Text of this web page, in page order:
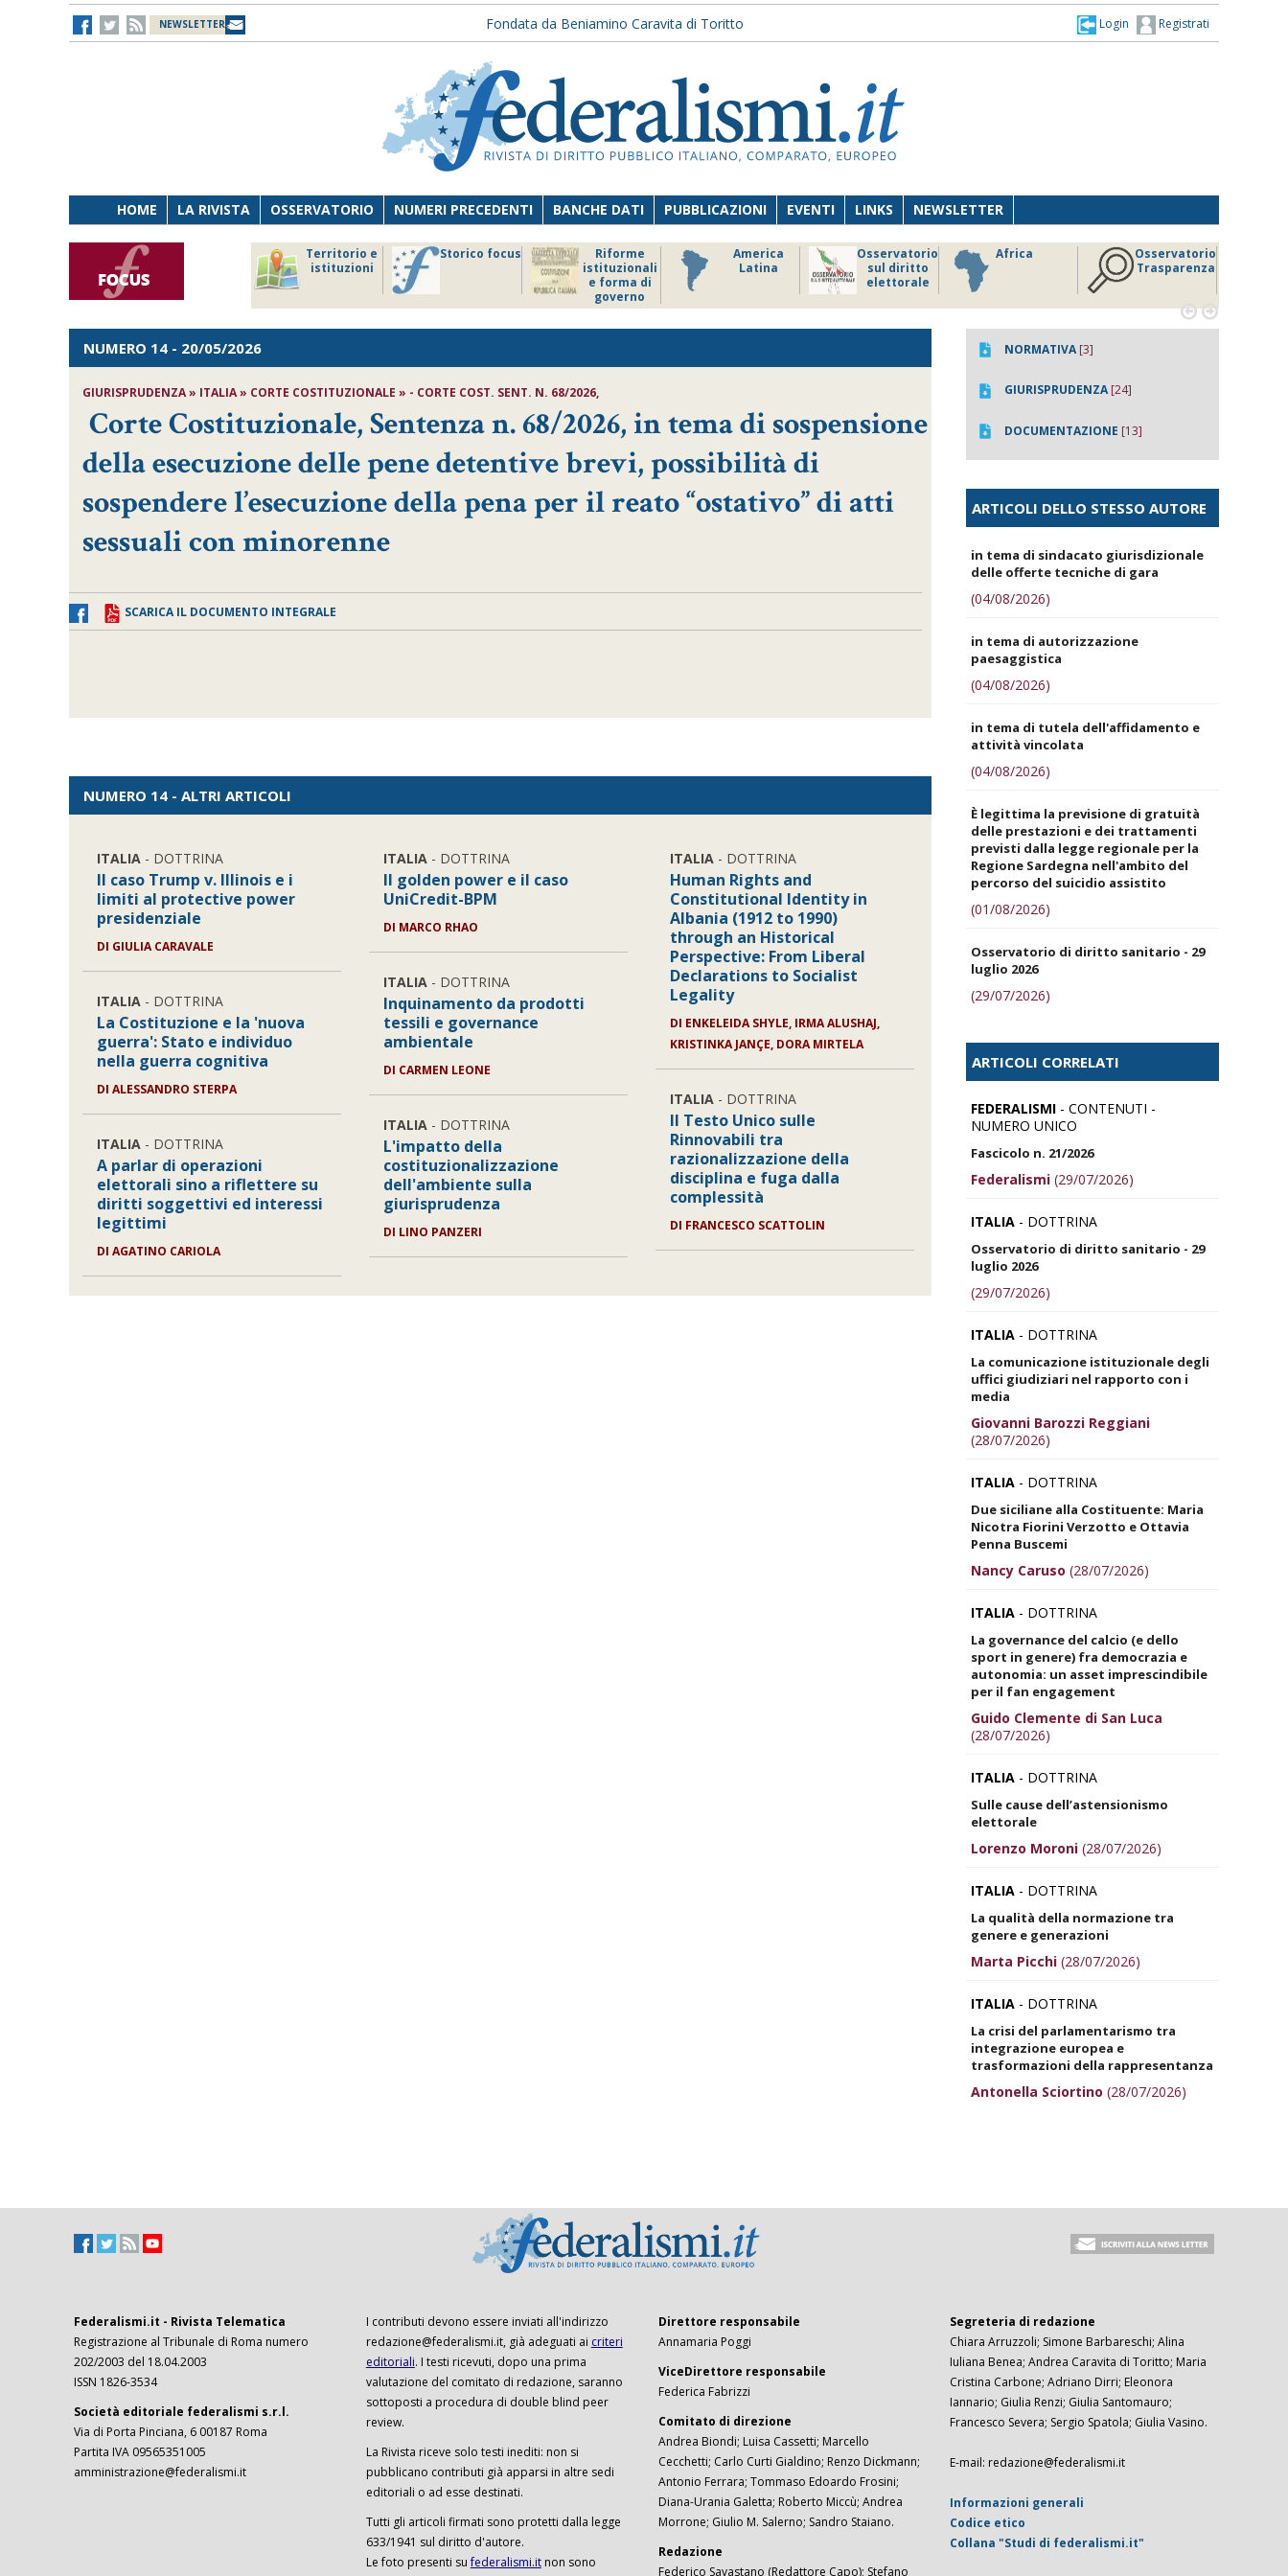
NEWSLETTER Fondata da Beniamino Caravita di Toritto Registrati
Login
HOME LA RIVISTA OSSERVATORIO NUMERI PRECEDENTI BANCHE DATI PUBBLICAZIONI EVENTI LINKS NEWSLETTER
Territorio e
istituzioni
Storico focus
Riforme
istituzionali
e forma di
governo
America
Latina
Osservatorio
sul diritto
elettorale
Africa
Osservatorio
Trasparenza
 
NUMERO 14 - 20/05/2026
GIURISPRUDENZA » ITALIA » CORTE COSTITUZIONALE » - CORTE COST. SENT. N. 68/2026,
Corte Costituzionale, Sentenza n. 68/2026, in tema di sospensione
della esecuzione delle pene detentive brevi, possibilità di
sospendere l’esecuzione della pena per il reato “ostativo” di atti
sessuali con minorenne
SCARICA IL DOCUMENTO INTEGRALE
NUMERO 14 - ALTRI ARTICOLI
ITALIA - DOTTRINA
Il caso Trump v. Illinois e i
limiti al protective power
presidenziale
DI GIULIA CARAVALE
ITALIA - DOTTRINA
La Costituzione e la 'nuova
guerra': Stato e individuo
nella guerra cognitiva
DIALESSANDRO STERPA
ITALIA - DOTTRINA
A parlar di operazioni
elettorali sino a riflettere su
diritti soggettivi ed interessi
legittimi
DIAGATINO CARIOLA
ITALIA - DOTTRINA
Il golden power e il caso
UniCredit-BPM
DI MARCO RHAO
ITALIA - DOTTRINA
Inquinamento da prodotti
tessili e governance
ambientale
DI CARMEN LEONE
ITALIA - DOTTRINA
L'impatto della
costituzionalizzazione
dell'ambiente sulla
giurisprudenza
DI LINO PANZERI
ITALIA- DOTTRINA
Human Rights and
Constitutional Identity in
Albania (1912 to 1990)
through an Historical
Perspective: From Liberal
Declarations to Socialist
Legality
DI ENKELEIDA SHYLE, IRMA ALUSHAJ,
KRISTINKA JANÇE, DORA MIRTELA
ITALIA- DOTTRINA
Il Testo Unico sulle
Rinnovabili tra
razionalizzazione della
disciplina e fuga dalla
complessità
DI FRANCESCO SCATTOLIN
NORMATIVA[3]
GIURISPRUDENZA[24]
DOCUMENTAZIONE [13]
ARTICOLI DELLO STESSO AUTORE
in tema di sindacato giurisdizionale
delle offerte tecniche di gara
(04/08/2026)
in tema di autorizzazione
paesaggistica
(04/08/2026)
in tema di tutela dell'affidamento e
attività vincolata
(04/08/2026)
È legittima la previsione di gratuità
delle prestazioni e dei trattamenti
previsti dalla legge regionale per la
Regione Sardegna nell'ambito del
percorso del suicidio assistito
(01/08/2026)
Osservatorio di diritto sanitario - 29
luglio 2026
(29/07/2026)
ARTICOLI CORRELATI
FEDERALISMI - CONTENUTI -
NUMERO UNICO
Fascicolo n. 21/2026
Federalismi (29/07/2026)
ITALIA - DOTTRINA
Osservatorio di diritto sanitario - 29
luglio 2026
(29/07/2026)
ITALIA - DOTTRINA
La comunicazione istituzionale degli
uffici giudiziari nel rapporto con i
media
Giovanni Barozzi Reggiani
(28/07/2026)
ITALIA - DOTTRINA
Due siciliane alla Costituente: Maria
Nicotra Fiorini Verzotto e Ottavia
Penna Buscemi
Nancy Caruso (28/07/2026)
ITALIA - DOTTRINA
La governance del calcio (e dello
sport in genere) fra democrazia e
autonomia: un asset imprescindibile
per il fan engagement
Guido Clemente di San Luca
(28/07/2026)
ITALIA - DOTTRINA
Sulle cause dell’astensionismo
elettorale
Lorenzo Moroni (28/07/2026)
ITALIA - DOTTRINA
La qualità della normazione tra
genere e generazioni
Marta Picchi (28/07/2026)
ITALIA - DOTTRINA
La crisi del parlamentarismo tra
integrazione europea e
trasformazioni della rappresentanza
Antonella Sciortino (28/07/2026)
Federalismi.it - Rivista Telematica
Registrazione al Tribunale di Roma numero
202/2003 del 18.04.2003
ISSN 1826-3534
Società editoriale federalismi s.r.l.
Via di Porta Pinciana, 6 00187 Roma
Partita IVA 09565351005
amministrazione@federalismi.it
I contributi devono essere inviati all'indirizzo
redazione@federalismi.it, già adeguati ai criteri
editoriali. I testi ricevuti, dopo una prima
valutazione del comitato di redazione, saranno
sottoposti a procedura di double blind peer
review.
La Rivista riceve solo testi inediti: non si
pubblicano contributi già apparsi in altre sedi
editoriali o ad esse destinati.
Tutti gli articoli firmati sono protetti dalla legge
633/1941 sul diritto d'autore.
Le foto presenti sufederalismi.itnon sono
Direttore responsabile
Annamaria Poggi
ViceDirettore responsabile
Federica Fabrizzi
Comitato di direzione
Andrea Biondi; Luisa Cassetti; Marcello
Cecchetti; Carlo Curti Gialdino; Renzo Dickmann;
Antonio Ferrara; Tommaso Edoardo Frosini;
Diana-Urania Galetta; Roberto Miccù; Andrea
Morrone; Giulio M. Salerno; Sandro Staiano.
Redazione
Federico Savastano (Redattore Capo); Stefano
Segreteria di redazione
Chiara Arruzzoli; Simone Barbareschi; Alina
Iuliana Benea; Andrea Caravita di Toritto; Maria
Cristina Carbone; Adriano Dirri; Eleonora
Iannario; Giulia Renzi; Giulia Santomauro;
Francesco Severa; Sergio Spatola; Giulia Vasino.
E-mail: redazione@federalismi.it
Informazioni generali
Codice etico
Collana "Studi di federalismi.it"